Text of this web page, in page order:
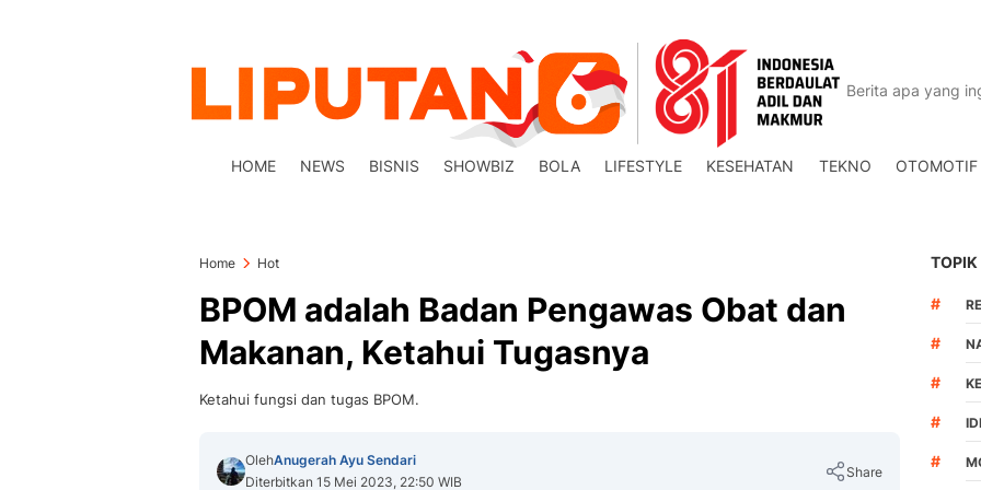
HOME NEWS BISNIS SHOWBIZ BOLA LIFESTYLE KESEHATAN TEKNO OTOMOTIF
Home Hot
BPOM adalah Badan Pengawas Obat dan
Makanan, Ketahui Tugasnya
Ketahui fungsi dan tugas BPOM.
OlehAnugerah Ayu Sendari
Diterbitkan 15 Mei 2023, 22:50 WIB
Share
TOPIK
#
#
#
#
#